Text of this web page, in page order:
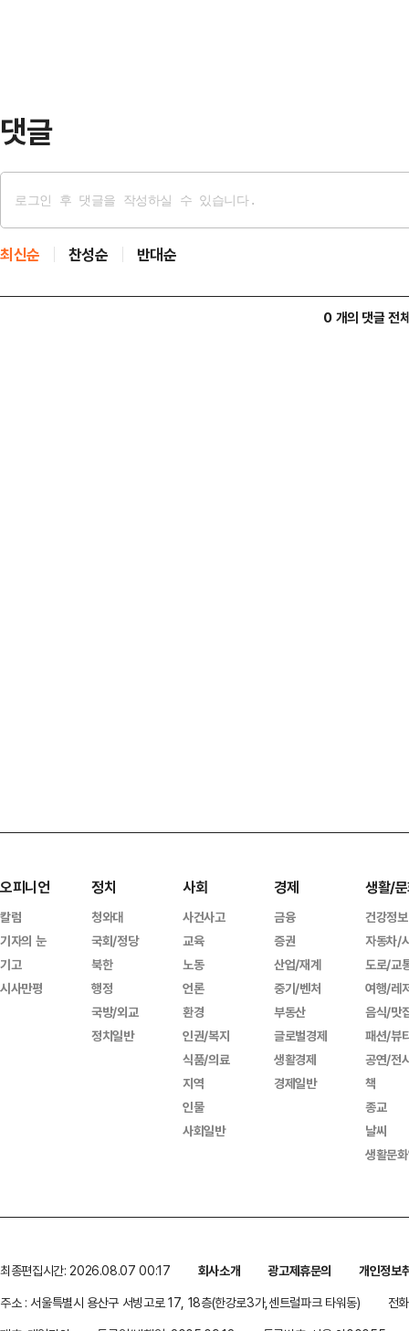
댓글
최신순 찬성순 반대순
0 개의 댓글 전
오피니언
칼럼
기자의 눈
기고
시사만평
정치
청와대
국회/정당
북한
행정
국방/외교
정치일반
사회
사건사고
교육
노동
언론
환경
인권/복지
식품/의료
지역
인물
사회일반
경제
금융
증권
산업/재계
중기/벤처
부동산
글로벌경제
생활경제
경제일반
생활/
건강정보
자동차/
도로/교
여행/레
음식/맛
패션/뷰
공연/전
책
종교
날씨
생활문
최종편집시간: 2026.08.07 00:17 회사소개 광고제휴문의
개인정보
주소 : 서울특별시 용산구 서빙고로 17, 18층(한강로3가,센트럴파크 타워동)
전